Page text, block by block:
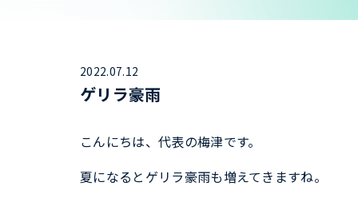
2022.07.12
ゲリラ豪雨
こんにちは、代表の梅津です。
夏になるとゲリラ豪雨も増えてきますね。